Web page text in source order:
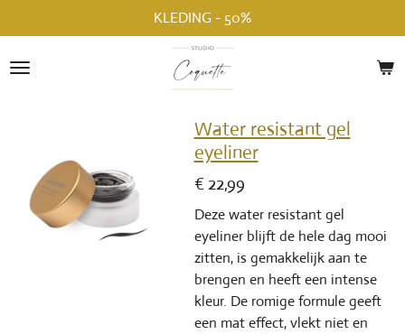
direct
naar
KLEDING - 50%
Water resistant gel
eyeliner
€ 22,99
Deze water resistant gel
eyeliner blijft de hele dag mooi
zitten, is gemakkelijk aan te
brengen en heeft een intense
kleur. De romige formule geeft
een mat effect, vlekt niet en